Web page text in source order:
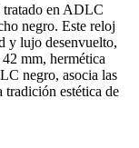
tratado en ADLC
negro. Este reloj
y lujo desenvuelto,
mm, hermética
negro, asocia las
estética de